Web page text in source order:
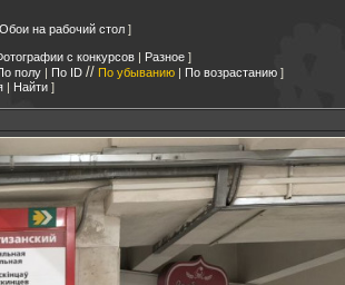
Обои на рабочий стол
с конкурсов| Разное
полу | По ID // По убыванию | По возрастанию
| Найти